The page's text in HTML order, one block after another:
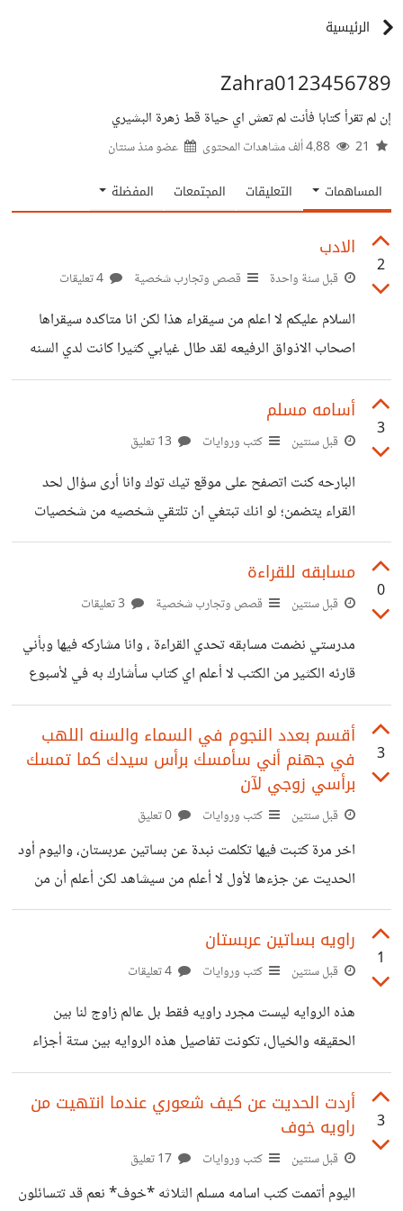
الرئيسية
Zahra0123456789
إن لم تقرأ كتابا فأنت لم تعش اي حياة قط زهرة البشيري
عضو منذسنتان
المساهمات التعليقات المجتمعات المفضلة
2
الادب
قبل سنة واحدة قصص وتجارب شخصية
السلام عليكم لا اعلم من سيقراء هذا لكن انا متاكده سيقراها
اصحاب الاذواق الرفيعه لقد طال غيابي كثيرا كانت لدي السنه
الاخيره من السلك الثانوي لقد انهيتها ودخلت هذه الى المدرسة
العليا للاساتده تخصص اللغه العربيه بصراحه انا كنت مولعه
بالكتب و قرات الكثير و الكثير و شاركت في مباريات الكتب لكن
اكتشفت ات اللغه العربيه من اصعب المواد و قسما لمن دخلها و
غاص فيها لتاكد من صحة
3
أسامه مسلم
قبل سنتين كتب وروايات
البارحه كنت اتصفح على موقع تيك توك وانا أرى سؤال لحد
القراء يتضمن؛ لو انك تبتغي ان تلتقي شخصيه من شخصيات
روايات اسامه مسلم ماذا ستختار؟ الكل كان يقول اريد ان ألتقي
عاشق نورة وهناك من يريد ان ألتقي بدجن والكثير..... ولكن لا
أحد ذكر لإتقائه بأسامه كشخص هو بالذات من صنع كل تلك
التي أحببتها ويمكنك الحديث معها وسؤالها اي شيئ يدور برأسك
هذا ما خطر على بالي لأنك ذلك
0
مسابقه للقراءة
قبل سنتين قصص وتجارب شخصية
مدرستي نضمت مسابقه تحدي القراءة ، وانا مشاركه فيها وبأني
قارئه الكثير من الكتب لا أعلم اي كتاب سأشارك به في لأسبوع
الثقافي المخصص لهذا النشاط وإن كان أي أحد منكم يحب
القراءة ،ويرى نفسه في كتاب ما أنه جدير بالقراءة يعطيني إسمه
ولا يبخل بأن يساعدني في ختياري
3
أقسم بعدد النجوم في السماء والسنه اللهب
في جهنم أني سأمسك برأس سيدك كما تمسك
برأسي زوجي لآن
قبل سنتين كتب وروايات
اخر مرة كتبت فيها تكلمت نبدة عن بساتين عربستان، واليوم أود
الحديت عن جزءها لأول لا أعلم من سيشاهد لكن أعلم أن من
سيشهاد هذا فسيكون شخصا مهتم بالكتب ويتنفسها مثلي
استهلت الروايه بالحديث عن أفسار والتي ستكون بطله هذا
الروايه وعن نزانين التي كانت تعتني بها حيت كانت دائما
أن تجمع عصبه من بناتها وكل منهما تكون لها قدرة خاصه في
السحر والطلاسم لكي تنتقم لموت أبيها حيت
1
راويه بساتين عربستان
قبل سنتين كتب وروايات
هذه الروايه ليست مجرد راويه فقط بل عالم زاوج لنا بين
الحقيقه والخيال، تكونت تفاصيل هذه الروايه بين ستة أجزاء
حيت كل جزء يكمل لأخر وكل جزء يصدمك اكتر من الذي قبله.
لقد وصلت للجزء الخامس ولا أريد أتحدث عما يجري داخلها حتي
أنتهي منها وأخبركم احساسي وكل ما جاء في طياتها، ولكي لا
أحرق لكم أحداتها هي راويه ليست عاديه جائت بكل من لإنس
والجن وكيف يمكن أن يكون العدو صدق وكيف لا يتخلى جني
3
أردت الحديت عن كيف شعوري عندما انتهيت من
راويه خوف
قبل سنتين كتب وروايات
اليوم أتممت كتب اسامه مسلم الثلاثه *خوف* نعم قد تتسائلون